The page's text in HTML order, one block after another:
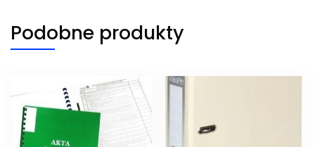
Podobne produkty